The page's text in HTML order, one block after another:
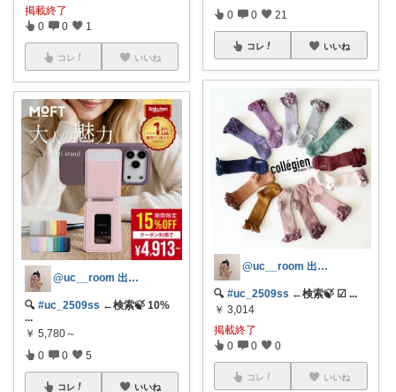
掲載終了
0 0 1
コレ いいね
@uc__room 出産/育児/暮らし
🔍 #uc_2509ss ←検索🍃 10%
...
￥ 5,780～
0 0 5
コレ いいね
0 0 21
コレ いいね
@uc__room 出産/育児/暮らし
🔍 #uc_2509ss ←検索🍃 ☑ ...
￥ 3,014
掲載終了
0 0 0
コレ いいね